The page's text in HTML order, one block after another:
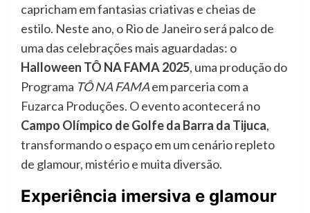
capricham em fantasias criativas e cheias de
estilo. Neste ano, o Rio de Janeiro será palco de
uma das celebrações mais aguardadas: o
Halloween TÔ NA FAMA 2025, uma produção do
Programa TÔ NA FAMAem parceria com a
Fuzarca Produções. O evento acontecerá no
Campo Olímpico de Golfe da Barra da Tijuca,
transformando o espaço em um cenário repleto
de glamour, mistério e muita diversão.
Experiência imersiva e glamour